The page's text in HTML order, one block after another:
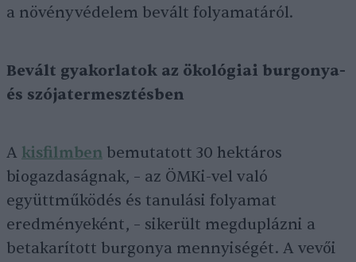
a növényvédelem bevált folyamatáról.
Bevált gyakorlatok az ökológiai burgonya-
és szójatermesztésben
A kisfilmben bemutatott 30 hektáros
biogazdaságnak, – az ÖMKi-vel való
együttműködés és tanulási folyamat
eredményeként, – sikerült megduplázni a
betakarított burgonya mennyiségét. A vevői